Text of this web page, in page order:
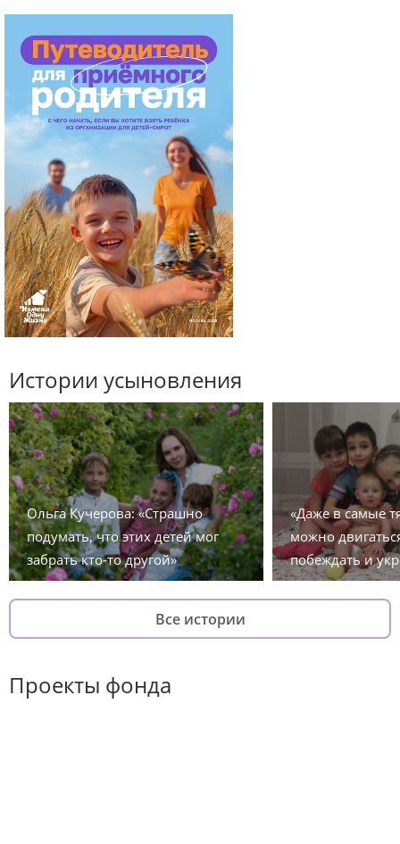
Истории усыновления
Ольга Кучерова: «Страшно
подумать, что этих детей мог
забрать кто-то другой»
«Даже в самые
можно
побеждать и
Все истории
Проекты фонда